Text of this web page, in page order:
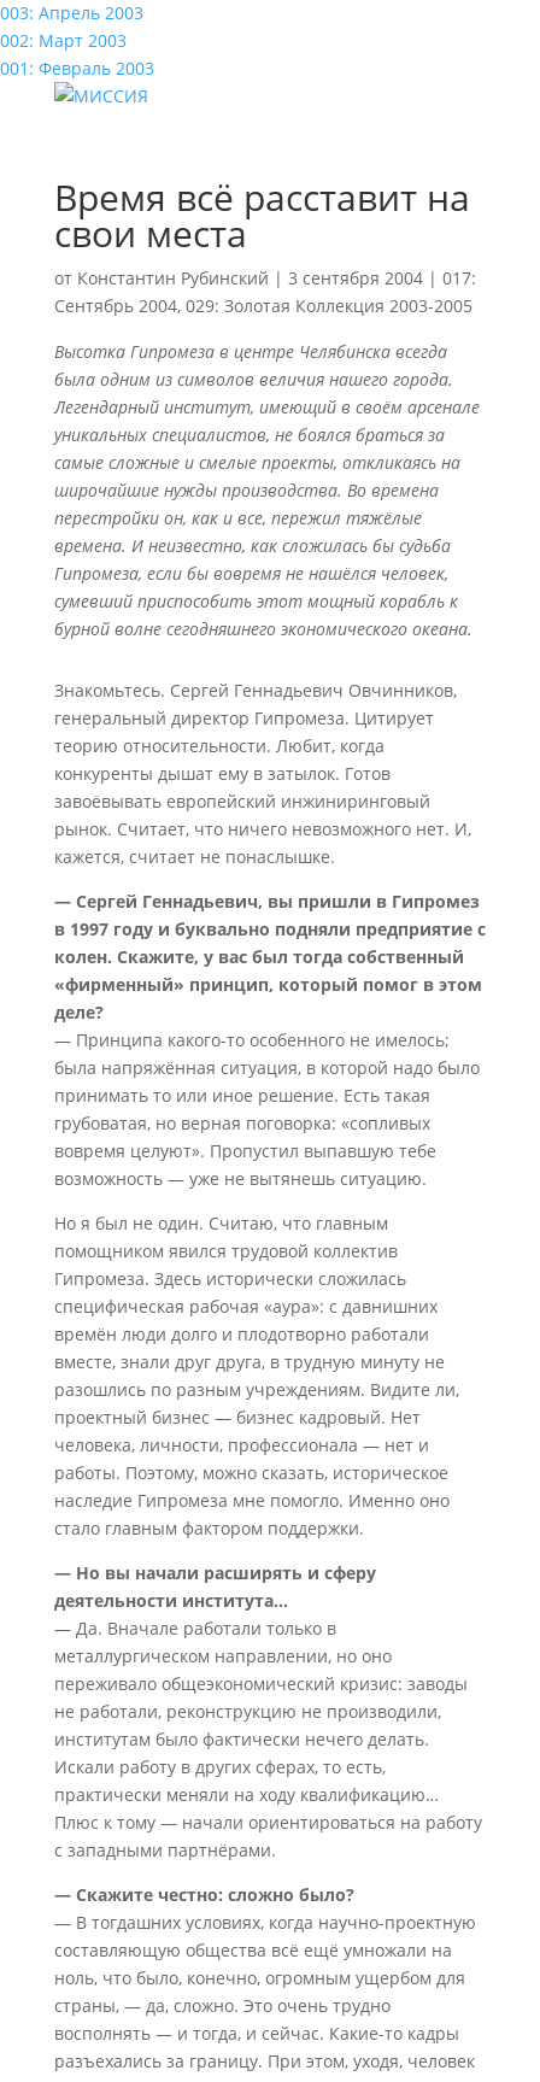
003: Апрель 2003
002: Март 2003
001: Февраль 2003
Время всё расставит на
свои места
от Константин Рубинский | 3 сентября 2004| 017:
Сентябрь 2004, 029: Золотая Коллекция 2003-2005
Высотка Гипромеза в центре Челябинска всегда
была одним из символов величия нашего города.
Легендарный институт, имеющий в своём арсенале
уникальных специалистов, не боялся браться за
самые сложные и смелые проекты, откликаясь на
широчайшие нужды производства. Во времена
перестройки он, как и все, пережил тяжёлые
времена. И неизвестно, как сложилась бы судьба
Гипромеза, если бы вовремя не нашёлся человек,
сумевший приспособить этот мощный корабль к
бурной волне сегодняшнего экономического океана.
Знакомьтесь. Сергей Геннадьевич Овчинников,
генеральный директор Гипромеза. Цитирует
теорию относительности. Любит, когда
конкуренты дышат ему в затылок. Готов
завоёвывать европейский инжиниринговый
рынок. Считает, что ничего невозможного нет. И,
кажется, считает не понаслышке.
— Сергей Геннадьевич, вы пришли в Гипромез
в 1997 году и буквально подняли предприятие с
колен. Скажите, у вас был тогда собственный
«фирменный» принцип, который помог в этом
деле?
— Принципа какого-то особенного не имелось;
была напряжённая ситуация, в которой надо было
принимать то или иное решение. Есть такая
грубоватая, но верная поговорка: «сопливых
вовремя целуют». Пропустил выпавшую тебе
возможность — уже не вытянешь ситуацию.
Но я был не один. Считаю, что главным
помощником явился трудовой коллектив
Гипромеза. Здесь исторически сложилась
специфическая рабочая «аура»: с давнишних
времён люди долго и плодотворно работали
вместе, знали друг друга, в трудную минуту не
разошлись по разным учреждениям. Видите ли,
проектный бизнес — бизнес кадровый. Нет
человека, личности, профессионала — нет и
работы. Поэтому, можно сказать, историческое
наследие Гипромеза мне помогло. Именно оно
стало главным фактором поддержки.
— Но вы начали расширять и сферу
деятельности института…
— Да. Вначале работали только в
металлургическом направлении, но оно
переживало общеэкономический кризис: заводы
не работали, реконструкцию не производили,
институтам было фактически нечего делать.
Искали работу в других сферах, то есть,
практически меняли на ходу квалификацию…
Плюс к тому — начали ориентироваться на работу
с западными партнёрами.
— Скажите честно: сложно было?
— В тогдашних условиях, когда научно-проектную
составляющую общества всё ещё умножали на
ноль, что было, конечно, огромным ущербом для
страны, — да, сложно. Это очень трудно
восполнять — и тогда, и сейчас. Какие-то кадры
разъехались за границу. При этом, уходя, человек